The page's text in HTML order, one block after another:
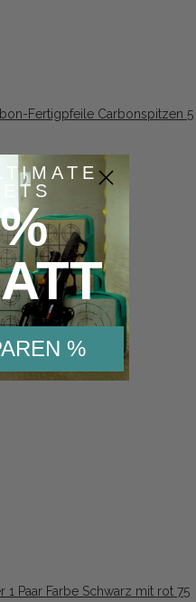
Fertigpfeile Carbonspitzen 5
Paar Farbe Schwarz mit rot 75
%